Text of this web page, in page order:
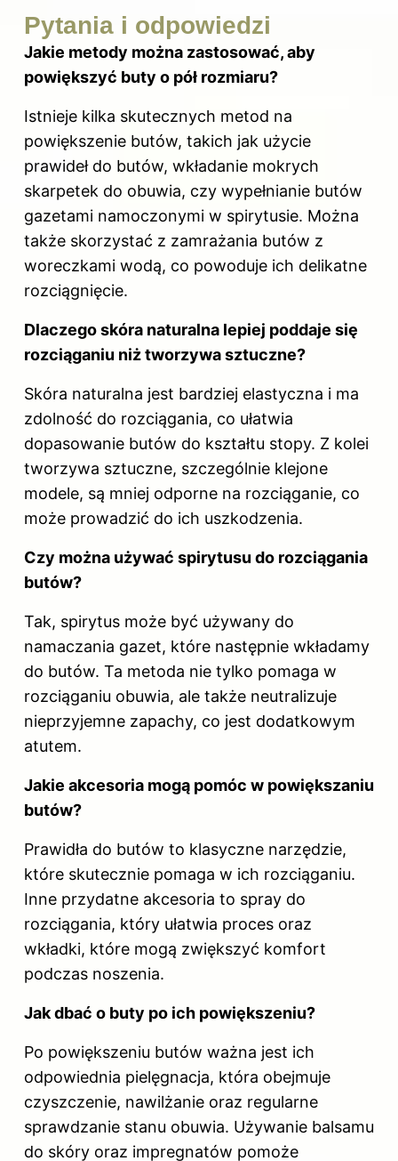
Pytania i odpowiedzi
Jakie metody można zastosować, aby
powiększyć buty o pół rozmiaru?
Istnieje kilka skutecznych metod na
powiększenie butów, takich jak użycie
prawideł do butów, wkładanie mokrych
skarpetek do obuwia, czy wypełnianie butów
gazetami namoczonymi w spirytusie. Można
także skorzystać z zamrażania butów z
woreczkami wodą, co powoduje ich delikatne
rozciągnięcie.
Dlaczego skóra naturalna lepiej poddaje się
rozciąganiu niż tworzywa sztuczne?
Skóra naturalna jest bardziej elastyczna i ma
zdolność do rozciągania, co ułatwia
dopasowanie butów do kształtu stopy. Z kolei
tworzywa sztuczne, szczególnie klejone
modele, są mniej odporne na rozciąganie, co
może prowadzić do ich uszkodzenia.
Czy można używać spirytusu do rozciągania
butów?
Tak, spirytus może być używany do
namaczania gazet, które następnie wkładamy
do butów. Ta metoda nie tylko pomaga w
rozciąganiu obuwia, ale także neutralizuje
nieprzyjemne zapachy, co jest dodatkowym
atutem.
Jakie akcesoria mogą pomóc w powiększaniu
butów?
Prawidła do butów to klasyczne narzędzie,
które skutecznie pomaga w ich rozciąganiu.
Inne przydatne akcesoria to spray do
rozciągania, który ułatwia proces oraz
wkładki, które mogą zwiększyć komfort
podczas noszenia.
Jak dbać o buty po ich powiększeniu?
Po powiększeniu butów ważna jest ich
odpowiednia pielęgnacja, która obejmuje
czyszczenie, nawilżanie oraz regularne
sprawdzanie stanu obuwia. Używanie balsamu
do skóry oraz impregnatów pomoże